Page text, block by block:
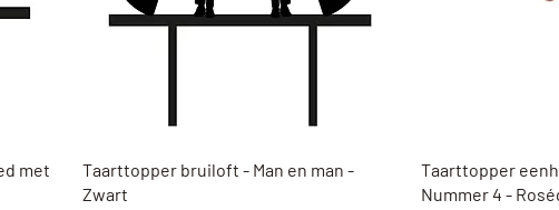
met
Snel overzicht
Taarttopper bruiloft - Man en man -
Zwart
Taarttopper
Nummer 4 -